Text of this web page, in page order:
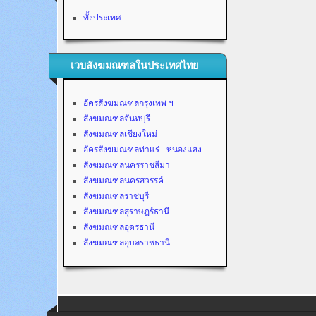
ทั้งประเทศ
เวบสังฆมณฑลในประเทศไทย
อัครสังฆมณฑลกรุงเทพ ฯ
สังฆมณฑลจันทบุรี
สังฆมณฑลเชียงใหม่
อัครสังฆมณฑลท่าแร่ - หนองแสง
สังฆมณฑลนครราชสีมา
สังฆมณฑลนครสวรรค์
สังฆมณฑลราชบุรี
สังฆมณฑลสุราษฎร์ธานี
สังฆมณฑลอุดรธานี
สังฆมณฑลอุบลราชธานี